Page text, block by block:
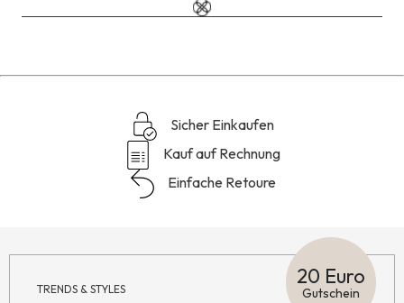
Reviews
Sicher Einkaufen
Kauf auf Rechnung
Einfache Retoure
TRENDS & STYLES
20 Euro
Gutschein